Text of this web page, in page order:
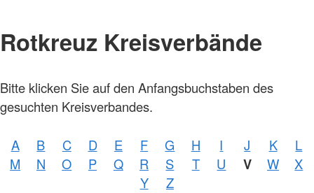
Rotkreuz Kreisverbände
Bitte klicken Sie auf den Anfangsbuchstaben des
gesuchten Kreisverbandes.
A B C D E F G H I J K
L
M
N O P Q R S T U V W
X
Y
Z
Foto:
Zelck /